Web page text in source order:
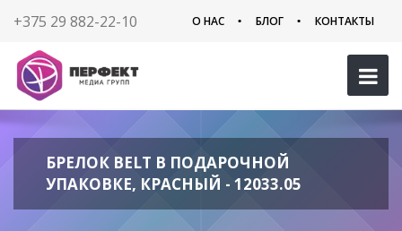
+375 29 882-22-10 О НАС БЛОГ КОНТАКТЫ
БРЕЛОК BELT В ПОДАРОЧНОЙ
УПАКОВКЕ, КРАСНЫЙ - 12033.05